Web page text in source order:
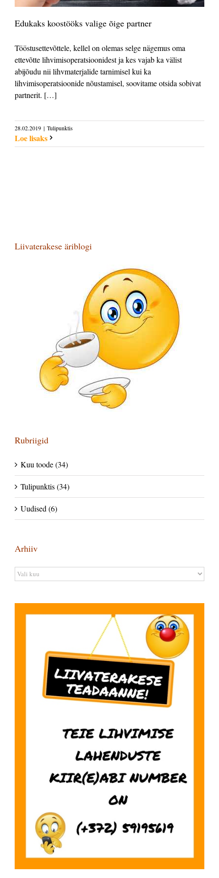
Edukaks koostööks valige õige partner
Tööstusettevõttele, kellel on olemas selge nägemus oma
ettevõtte lihvimisoperatsioonidest ja kes vajab ka välist
abijõudu nii lihvmaterjalide tarnimisel kui ka
lihvimisoperatsioonide nõustamisel, soovitame otsida sobivat
partnerit. […]
28.02.2019 | Tulipunktis
Loe lisaks
Liivaterakese äriblogi
Rubriigid
Kuu toode (34)
Tulipunktis (34)
Uudised (6)
Arhiiv
Arhiiv